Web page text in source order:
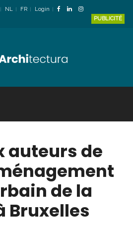
NL FR
Login
PUBLICITÉ
auteurs de
de la
Bruxelles